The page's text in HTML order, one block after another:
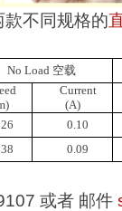
不同规格的
No Load 空载
Current
(A)
0.10
0.09
或者 邮件